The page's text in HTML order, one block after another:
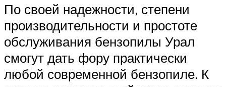
По своей надежности, степени
производительности и простоте
обслуживания бензопилы Урал
смогут дать фору практически
любой современной бензопиле. К